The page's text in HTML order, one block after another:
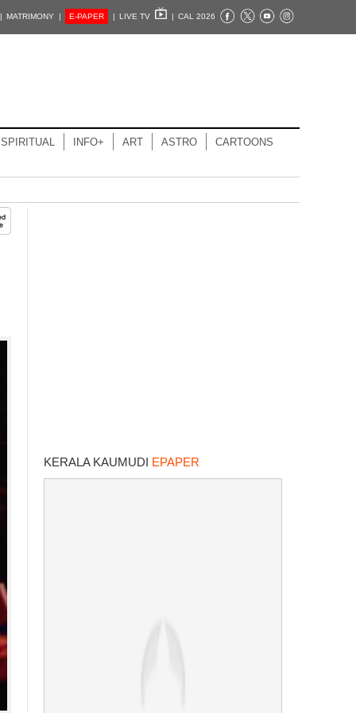
MATRIMONY | E-PAPER | LIVE TV | CAL 2026
SPIRITUAL INFO+ ART ASTRO CARTOONS
KERALA KAUMUDI EPAPER